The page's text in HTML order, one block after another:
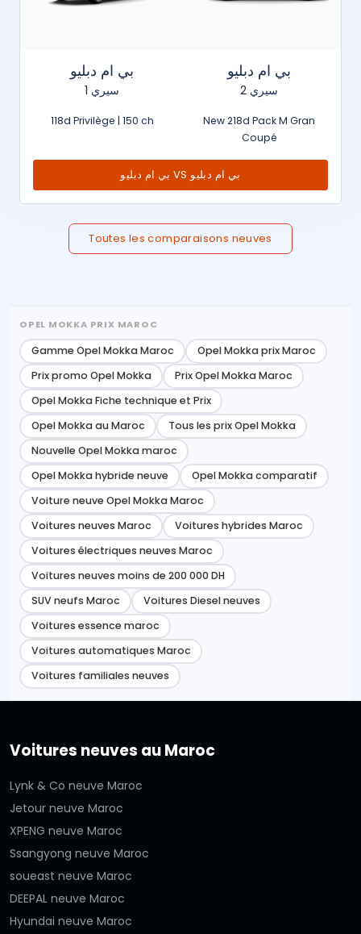
بي ام دبليو
سيري 1
118d Privilège | 150 ch
بي ام دبليو
سيري 2
New 218d Pack M Gran
Coupé
بي ام دبليو VS بي ام دبليو
Toutes les comparaisons neuves
OPEL MOKKA PRIX MAROC
Gamme Opel Mokka Maroc
Opel Mokka prix Maroc
Prix promo Opel Mokka
Prix Opel Mokka Maroc
Opel Mokka Fiche technique et Prix
Opel Mokka au Maroc
Tous les prix Opel Mokka
Nouvelle Opel Mokka maroc
Opel Mokka hybride neuve
Opel Mokka comparatif
Voiture neuve Opel Mokka Maroc
Voitures neuves Maroc
Voitures hybrides Maroc
Voitures électriques neuves Maroc
Voitures neuves moins de 200 000 DH
SUV neufs Maroc
Voitures Diesel neuves
Voitures essence maroc
Voitures automatiques Maroc
Voitures familiales neuves
Voitures neuves au Maroc
Lynk & Co neuve Maroc
Jetour neuve Maroc
XPENG neuve Maroc
Ssangyong neuve Maroc
soueast neuve Maroc
DEEPAL neuve Maroc
Hyundai neuve Maroc